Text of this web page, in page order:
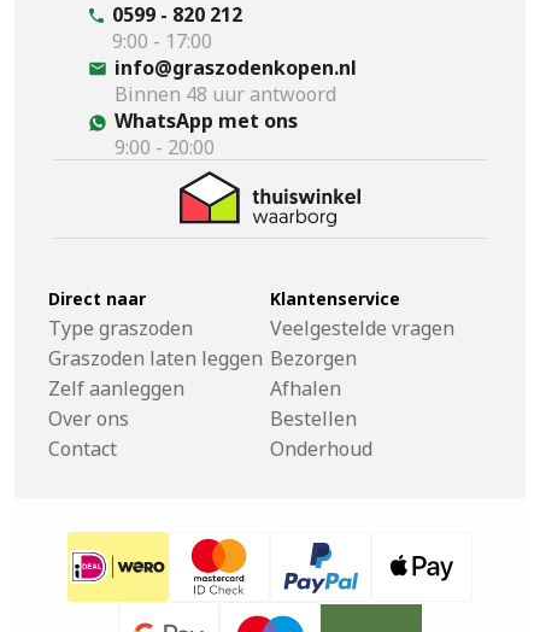
0599 - 820 212
9:00 - 17:00
info@graszodenkopen.nl
Binnen 48 uur antwoord
WhatsApp met ons
9:00 - 20:00
Direct naar
Type graszoden
Graszoden laten leggen
Zelf aanleggen
Over ons
Contact
Klantenservice
Veelgestelde vragen
Bezorgen
Afhalen
Bestellen
Onderhoud